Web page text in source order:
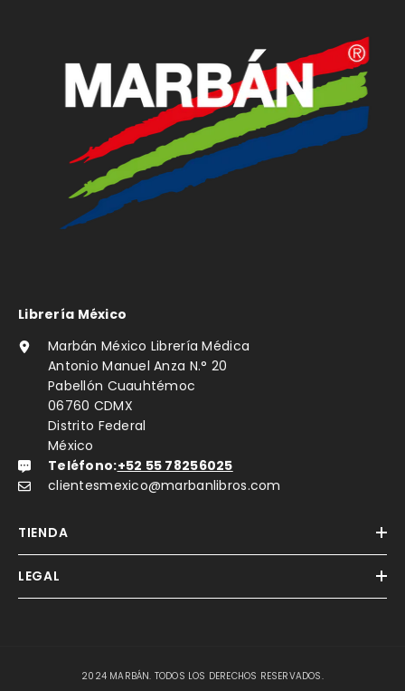
Librería México
Marbán México Librería Médica
Antonio Manuel Anza N.° 20
Pabellón Cuauhtémoc
06760 CDMX
Distrito Federal
México
Teléfono:+52 55 78256025
clientesmexico@marbanlibros.com
TIENDA
LEGAL
2024 MARBÁN. TODOS LOS DERECHOS RESERVADOS.